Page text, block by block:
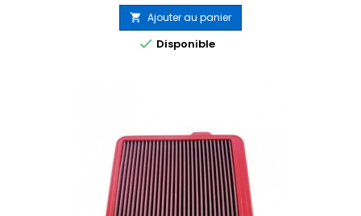
 Ajouter au panier
 Disponible